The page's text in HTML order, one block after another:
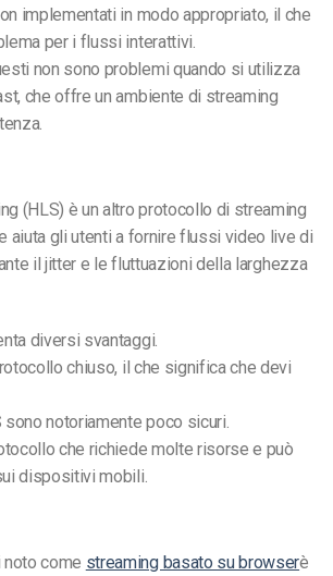
implementati in modo appropriato, il che
per i flussi interattivi.
non sono problemi quando si utilizza
che offre un ambiente di streaming
(HLS) è un altro protocollo di streaming
aiuta gli utenti a fornire flussi video live di
il jitter e le fluttuazioni della larghezza
diversi svantaggi.
chiuso, il che significa che devi
sono notoriamente poco sicuri.
che richiede molte risorse e può
dispositivi mobili.
noto come streaming basato su browserè